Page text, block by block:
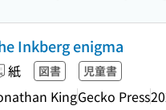
Inkberg enigma
紙 図書 児童書
KingGecko Press